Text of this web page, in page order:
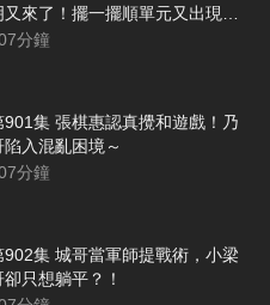
又來了！擺一擺順單元又出現神
拉分鐘
901集 張棋惠認真攪和遊戲！乃
陷入混亂困境～
分鐘
902集 城哥當軍師提戰術，小梁
卻只想躺平？！